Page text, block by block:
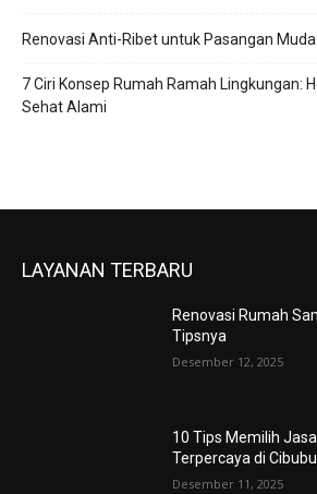
Renovasi Anti-Ribet untuk Pasangan
7 Ciri Konsep Rumah Ramah Lingkungan:
Sehat Alami
LAYANAN TERBARU
Renovasi Rumah
Tipsnya
Desember 12, 2025
10 Tips Memilih
Terpercaya di
Desember 11, 2025